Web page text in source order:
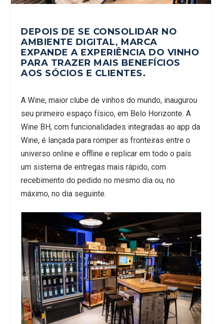
DEPOIS DE SE CONSOLIDAR NO
AMBIENTE DIGITAL, MARCA
EXPANDE A EXPERIÊNCIA DO VINHO
PARA TRAZER MAIS BENEFÍCIOS
AOS SÓCIOS E CLIENTES.
A Wine, maior clube de vinhos do mundo, inaugurou
seu primeiro espaço físico, em Belo Horizonte. A
Wine BH, com funcionalidades integradas ao app da
Wine, é lançada para romper as fronteiras entre o
universo online e offline e replicar em todo o país
um sistema de entregas mais rápido, com
recebimento do pedido no mesmo dia ou, no
máximo, no dia seguinte.